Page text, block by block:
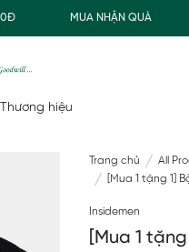
MUA NHẬN QUÀ
Thương hiệu
Trang chủ
All
[Mua 1 tặng 1]
Insidemen
[Mua 1